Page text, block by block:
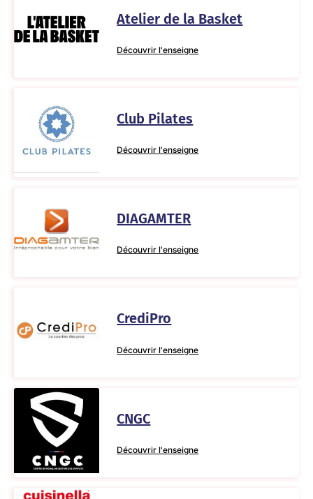
Atelier de la Basket
Découvrir l'enseigne
Club Pilates
Découvrir l'enseigne
DIAGAMTER
Découvrir l'enseigne
CrediPro
Découvrir l'enseigne
CNGC
Découvrir l'enseigne